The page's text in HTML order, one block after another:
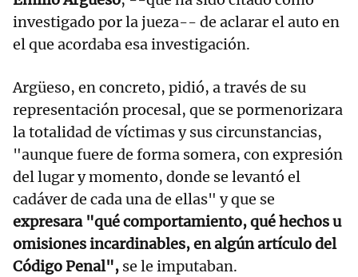
investigado por la jueza-- de aclarar el auto en
el que acordaba esa investigación.
Argüeso, en concreto, pidió, a través de su
representación procesal, que se pormenorizara
la totalidad de víctimas y sus circunstancias,
"aunque fuere de forma somera, con expresión
del lugar y momento, donde se levantó el
cadáver de cada una de ellas" y que se
expresara "qué comportamiento, qué hechos u
omisiones incardinables, en algún artículo del
Código Penal", se le imputaban.